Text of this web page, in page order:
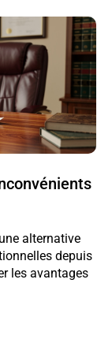
alternative
depuis
les avantages